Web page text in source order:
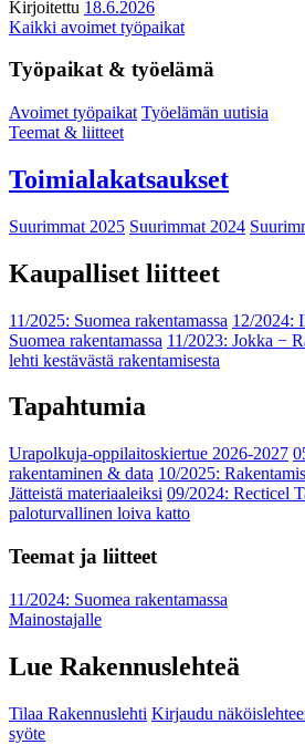
Kirjoitettu 18.6.2026
Kaikki avoimet työpaikat
Työpaikat & työelämä
Avoimet työpaikat Työelämän uutisia
Teemat & liitteet
Toimialakatsaukset
Suurimmat 2025 Suurimmat 2024
Kaupalliset liitteet
11/2025: Suomea rakentamassa 12/2024:
Suomea rakentamassa 11/2023: Jokka −
lehti kestävästä rakentamisesta
Tapahtumia
Urapolkuja-oppilaitoskiertue 2026-2027
rakentaminen & data 10/2025:
Jätteistä materiaaleiksi 09/2024: Recticel
paloturvallinen loiva katto
Teemat ja liitteet
11/2024: Suomea rakentamassa
Mainostajalle
Lue Rakennuslehteä
Tilaa Rakennuslehti Kirjaudu
syöte